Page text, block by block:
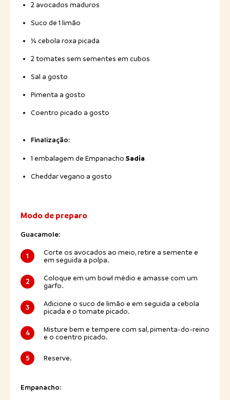
2 avocados maduros
Suco de 1 limão
¼ cebola roxa picada
2 tomates sem sementes em cubos
Sal a gosto
Pimenta a gosto
Coentro picado a gosto
Finalização:
1 embalagem de Empanacho Sadia
Cheddar vegano a gosto
Modo de preparo
Guacamole:
1
Corte os avocados ao meio, retire a semente e
em seguida a polpa.
2
Coloque em um bowl médio e amasse com um
garfo.
3
Adicione o suco de limão e em seguida a cebola
picada e o tomate picado.
4
Misture bem e tempere com sal, pimenta-do-reino
e o coentro picado.
5 Reserve.
Empanacho: